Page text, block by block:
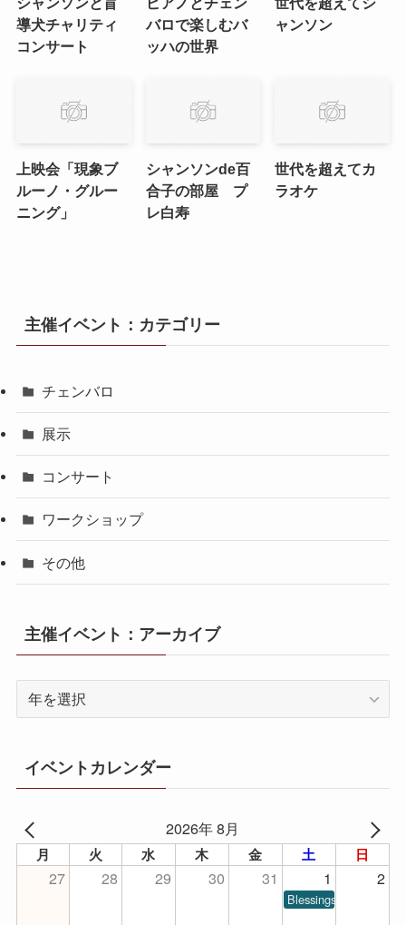
導犬チャリティ
コンサート
バロで楽しむバ
ッハの世界
ャンソン
上映会「現象ブ
ルーノ・グルー
ニング」
シャンソンde百
合子の部屋 プ
レ白寿
世代を超えてカ
ラオケ
主催イベント：カテゴリー
チェンバロ
展示
コンサート
ワークショップ
その他
主催イベント：アーカイブ
イベントカレンダー
2026年 8月
月 火 水 木 金 土 日
27 28 29 30 31 1 2
Blessings of Piano